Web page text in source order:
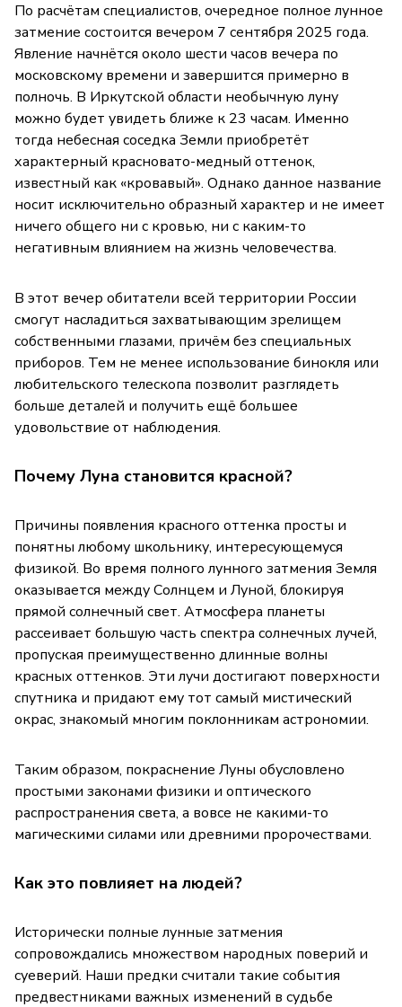
По расчётам специалистов, очередное полное лунное
затмение состоится вечером 7 сентября 2025 года.
Явление начнётся около шести часов вечера по
московскому времени и завершится примерно в
полночь. В Иркутской области необычную луну
можно будет увидеть ближе к 23 часам. Именно
тогда небесная соседка Земли приобретёт
характерный красновато-медный оттенок,
известный как «кровавый». Однако данное название
носит исключительно образный характер и не имеет
ничего общего ни с кровью, ни с каким-то
негативным влиянием на жизнь человечества.
В этот вечер обитатели всей территории России
смогут насладиться захватывающим зрелищем
собственными глазами, причём без специальных
приборов. Тем не менее использование бинокля или
любительского телескопа позволит разглядеть
больше деталей и получить ещё большее
удовольствие от наблюдения.
Почему Луна становится красной?
Причины появления красного оттенка просты и
понятны любому школьнику, интересующемуся
физикой. Во время полного лунного затмения Земля
оказывается между Солнцем и Луной, блокируя
прямой солнечный свет. Атмосфера планеты
рассеивает большую часть спектра солнечных лучей,
пропуская преимущественно длинные волны
красных оттенков. Эти лучи достигают поверхности
спутника и придают ему тот самый мистический
окрас, знакомый многим поклонникам астрономии.
Таким образом, покраснение Луны обусловлено
простыми законами физики и оптического
распространения света, а вовсе не какими-то
магическими силами или древними пророчествами.
Как это повлияет на людей?
Исторически полные лунные затмения
сопровождались множеством народных поверий и
суеверий. Наши предки считали такие события
предвестниками важных изменений в судьбе